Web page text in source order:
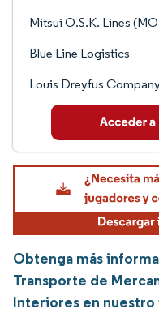
Mitsui O.S.K. Lines
Blue Line Logistics
Louis Dreyfus
Obtenga más
Transporte de
Interiores en